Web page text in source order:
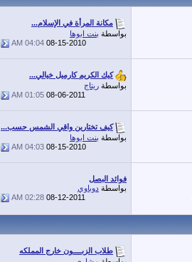
مكانة المرأة في الإسلام...
بواسطة بنت ابوها
08-15-2010
04:04 AM
كيك الكريم كارميل خيالي...
بواسطة ريتاج
08-06-2011
01:05 AM
كيف تختارين واقي الشمس حسب...
بواسطة بنت ابوها
08-15-2010
04:03 AM
فوائد البصل
بواسطة دوباوي
08-12-2011
02:28 AM
طلاب الزبــــون خارج المملكه